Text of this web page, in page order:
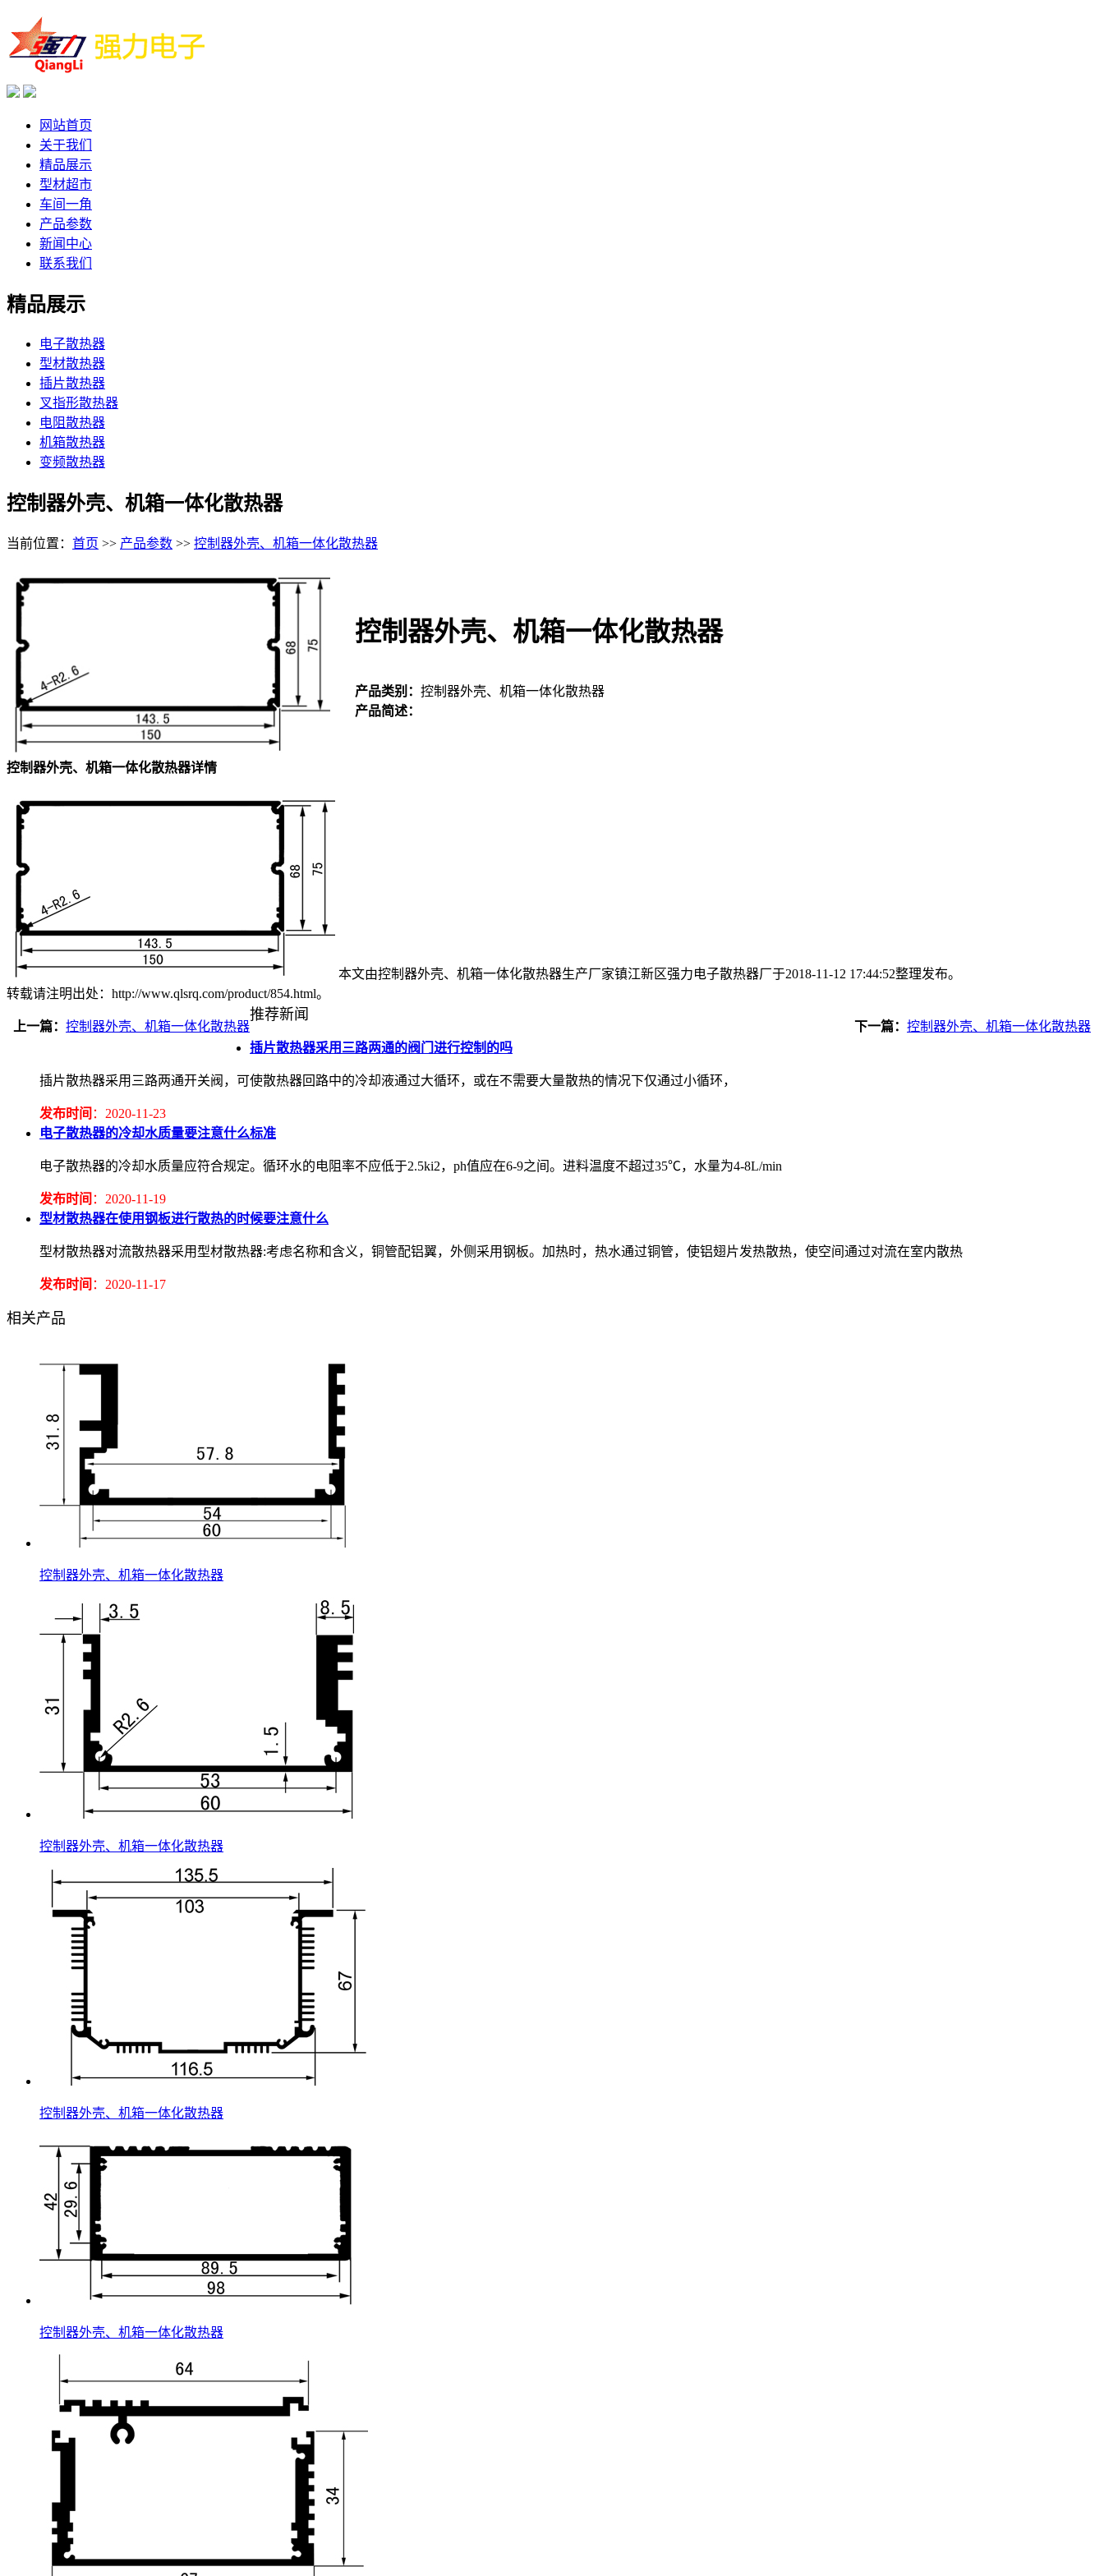
网站首页
关于我们
精品展示
型材超市
车间一角
产品参数
新闻中心
联系我们
精品展示
电子散热器
型材散热器
插片散热器
叉指形散热器
电阻散热器
机箱散热器
变频散热器
控制器外壳、机箱一体化散热器
当前位置： 首页 >> 产品参数 >> 控制器外壳、机箱一体化散热器
控制器外壳、机箱一体化散热器
产品类别： 控制器外壳、机箱一体化散热器
产品简述：
控制器外壳、机箱一体化散热器详情
本文由控制器外壳、机箱一体化散热器生产厂家镇江新区强力电子散热器厂于2018-11-12 17:44:52整理发布。
转载请注明出处：http://www.qlsrq.com/product/854.html。
上一篇： 控制器外壳、机箱一体化散热器 下一篇： 控制器外壳、机箱一体化散热器
推荐新闻
插片散热器采用三路两通的阀门进行控制的吗
插片散热器采用三路两通开关阀，可使散热器回路中的冷却液通过大循环，或在不需要大量散热的情况下仅通过小循环，
发布时间 ：2020-11-23
电子散热器的冷却水质量要注意什么标准
电子散热器的冷却水质量应符合规定。循环水的电阻率不应低于2.5ki2，ph值应在6-9之间。进料温度不超过35℃，水量为4-8L/min
发布时间 ：2020-11-19
型材散热器在使用钢板进行散热的时候要注意什么
型材散热器对流散热器采用型材散热器:考虑名称和含义，铜管配铝翼，外侧采用钢板。加热时，热水通过铜管，使铝翅片发热散热，使空间通过对流在室内散热
发布时间 ：2020-11-17
相关产品
控制器外壳、机箱一体化散热器
控制器外壳、机箱一体化散热器
控制器外壳、机箱一体化散热器
控制器外壳、机箱一体化散热器